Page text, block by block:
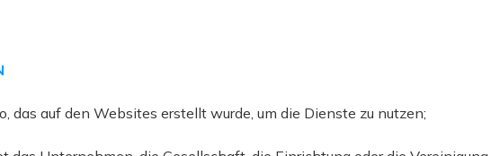
das auf den Websites erstellt wurde, um die Dienste zu nutzen;